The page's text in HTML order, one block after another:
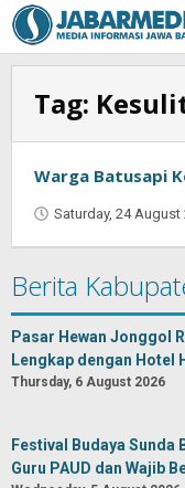
Skip
to
content
Tag:
Warga Batusapi
Saturday, 24 August
Berita
Pasar Hewan Jonggol
Lengkap dengan Hotel
Thursday, 6 August 2026
Festival Budaya
Guru PAUD dan Wajib